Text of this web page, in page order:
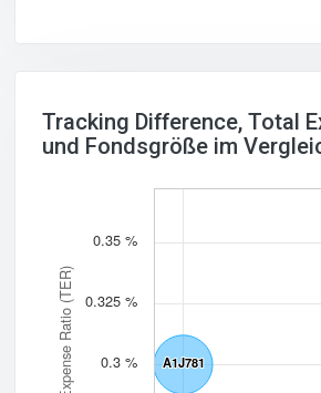
Tracking Difference, Total
und Fondsgröße im
Total Expense Ratio (TER) A1J781
A1J781
0.3 %
0.325 %
0.35 %